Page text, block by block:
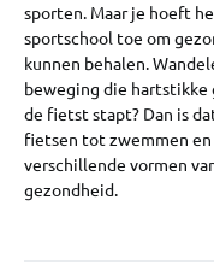
sporten. Maar je hoeft
sportschool toe om
kunnen behalen.
beweging die hartstikke
de fietst stapt? Dan is
fietsen tot zwemmen
verschillende vormen
gezondheid.